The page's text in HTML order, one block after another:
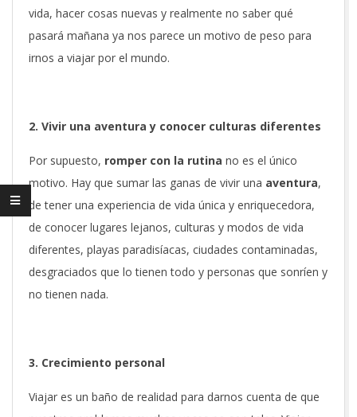
vida, hacer cosas nuevas y realmente no saber qué
pasará mañana ya nos parece un motivo de peso para
irnos a viajar por el mundo.
2. Vivir una aventura y conocer culturas diferentes
Por supuesto, romper con la rutina no es el único
motivo. Hay que sumar las ganas de vivir una aventura,
de tener una experiencia de vida única y enriquecedora,
de conocer lugares lejanos, culturas y modos de vida
diferentes, playas paradisíacas, ciudades contaminadas,
desgraciados que lo tienen todo y personas que sonríen y
no tienen nada.
3. Crecimiento personal
Viajar es un baño de realidad para darnos cuenta de que